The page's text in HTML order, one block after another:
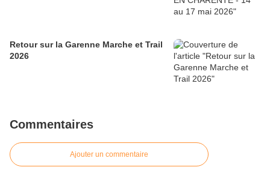
Retour sur la Garenne Marche et Trail
2026
Commentaires
Ajouter un commentaire